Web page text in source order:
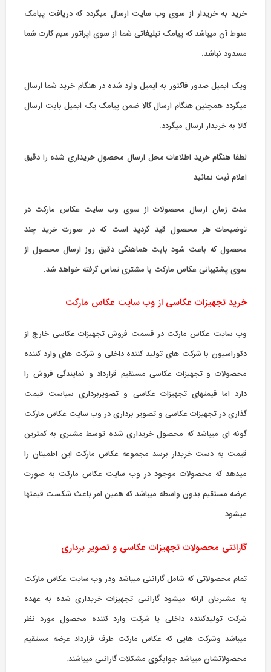
خرید به خریدار از سوی وب سایت ارسال میگردد که دریافت پیامک
منوط آن میباشد که پیامک تبلیغاتی شما از سوی اپراتور سیم کارت شما
مسدود نباشد.
ویک ایمیل صدور فاکتور به ایمیل وارد شده در هنگام خرید شما ارسال
میگردد همچنین هنگام ارسال کالا ضمن پیامک یک ایمیل بابت ارسال
کالا به خریدار ارسال میگردد.
لطفا هنگام خرید اطلاعات محل ارسال محصول خریداری شده را دقیق
اعلام ثبت نمائید
مدت زمان ارسال محصولات از سوی وب سایت عکاس مارکت در
توضیحات هر محصول قید گردید است که در صورت خرید چند
محصول که باعث شود بابت هماهنگی دقیق روز ارسال محصول از
سوی پشتیبانی عکاس مارکت با مشتری تماس گرفته خواهد شد.
خرید تجهیزات عکاسی از وب سایت عکاس مارکت
وب سایت عکاس مارکت در قسمت فروش تجهیزات عکاسی خارج از
دکوراسیون با شرکت های تولید کننده داخلی و شرکت های وارد کننده
محصولات و تجهیزات عکاسی مستقیم قرارداد و نمایندگی فروش را
دارد اما قیمتهای تجهیزات عکاسی و تصویربرداری سیاست قیمت
گذاری در تجهیزات عکاسی و تصویر برداری در وب سایت عکاس مارکت
گونه ای میباشد که محصول خریداری شده توسط مشتری به کمترین
قیمت به دست خریدار برسد مجموعه عکاس مارکت این اطمینان را
میدهد که محصولات موجود در وب سایت عکاس مارکت به صورت
عرضه مستقیم بدون واسطه میباشد که همین امر باعث شکست قیمتها
میشود .
گارانتی محصولات تجهیزات عکاسی و تصویر برداری
تمام محصولاتی که شامل گارانتی میباشد ودر وب سایت عکاس مارکت
به مشتریان ارائه میشود گارانتی تجهیزات خریداری شده به عهده
شرکت تولیدکننده داخلی یا شرکت وارد کننده محصول مورد نظر
میباشد وشرکت هایی که عکاس مارکت طرف قرارداد عرضه مستقیم
محصولاتشان میباشد جوابگوی مشکلات گارانتی میباشند.